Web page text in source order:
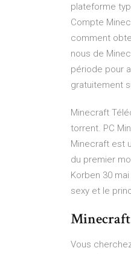
plateforme
Compte
comment
nous de
période pour
gratuitement
Minecraft
torrent. PC
Minecraft est
du premier
Korben 30
sexy et le
Vous